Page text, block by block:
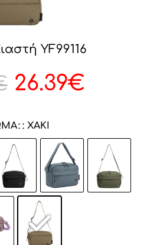
YF99116
26.39€
: ΧΑΚΊ